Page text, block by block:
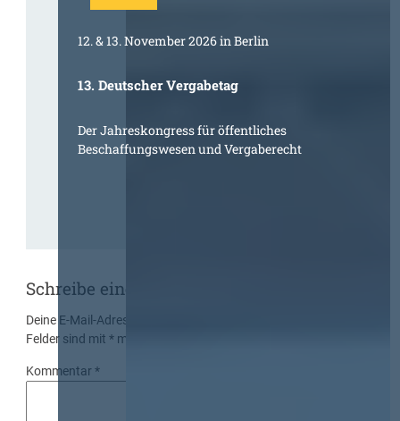
12. & 13. November 2026 in Berlin
13. Deutscher Vergabetag
Der Jahreskongress für öffentliches
Beschaffungswesen und Vergaberecht
Schreibe einen Kommentar
Deine E-Mail-Adresse wird nicht veröffentlicht.
Felder sind mit* markiert
Kommentar*